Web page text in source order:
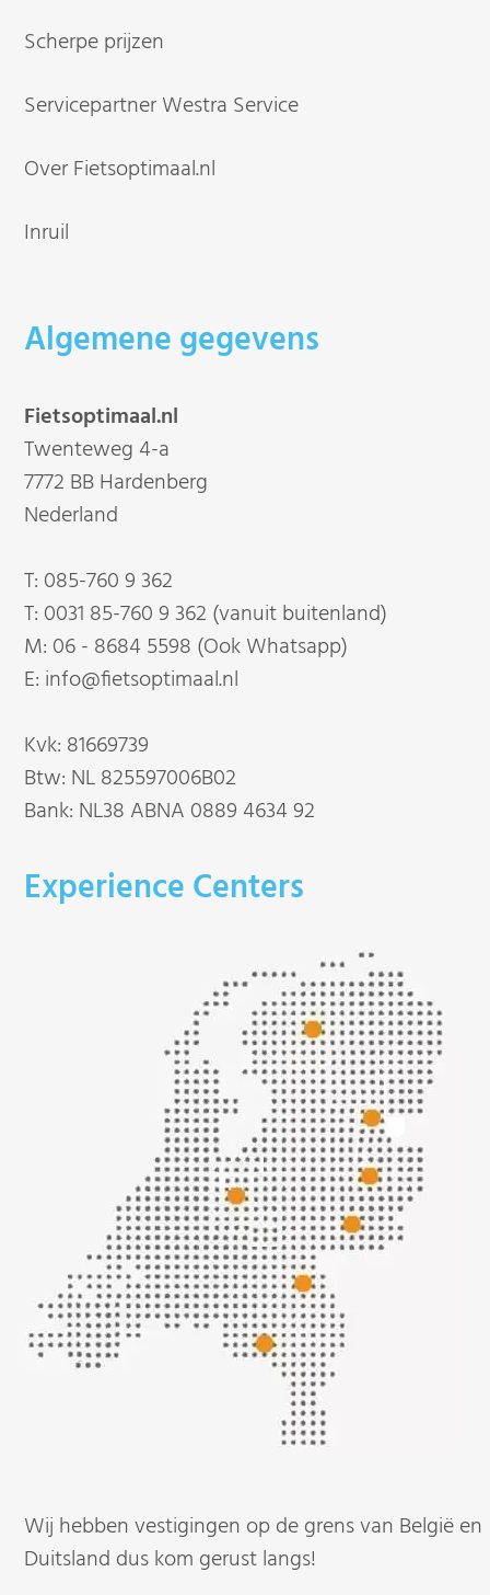
Scherpe prijzen
Servicepartner Westra Service
Over Fietsoptimaal.nl
Inruil
Algemene gegevens
Fietsoptimaal.nl
Twenteweg 4-a
7772 BB Hardenberg
Nederland
T: 085-760 9 362
T: 0031 85-760 9 362 (vanuit buitenland)
M: 06 - 8684 5598 (Ook Whatsapp)
E: info@fietsoptimaal.nl
Kvk: 81669739
Btw: NL 825597006B02
Bank: NL38 ABNA 0889 4634 92
Experience Centers
Wij hebben vestigingen op de grens van België en
Duitsland dus kom gerust langs!